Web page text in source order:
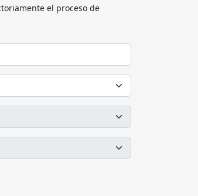
el proceso de